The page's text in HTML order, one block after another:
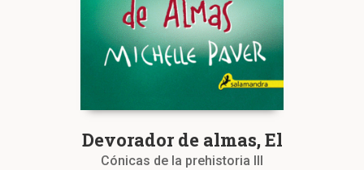
Devorador de almas, El
Cónicas de la prehistoria III